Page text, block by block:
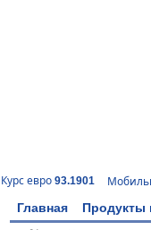
Курс евро 93.1901
Главная Продукты